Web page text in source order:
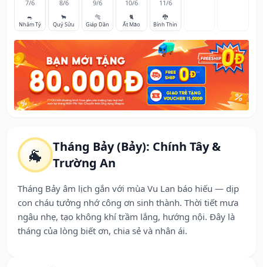
🐐
Tháng Bảy (Bảy): Chính Tây &
Trường An
Tháng Bảy âm lịch gắn với mùa Vu Lan báo hiếu — dịp
con cháu tưởng nhớ công ơn sinh thành. Thời tiết mưa
ngâu nhẹ, tạo không khí trầm lắng, hướng nội. Đây là
tháng của lòng biết ơn, chia sẻ và nhân ái.
7/6
🐀
Nhâm Tý
8/6
🐂
Quý Sửu
9/6
🐅
Giáp Dần
10/6
🐈
Ất Mão
11/6
🐉
Bính Thìn